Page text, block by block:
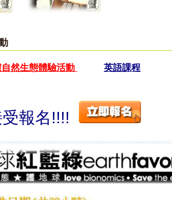
然生態體驗活動 英語課程
報名!!!!